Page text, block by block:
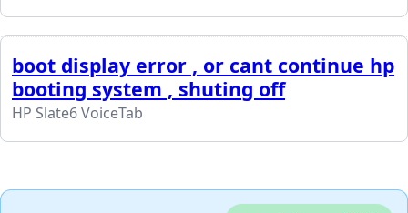
boot display error , or cant continue hp
booting system , shuting off
HP Slate6 VoiceTab